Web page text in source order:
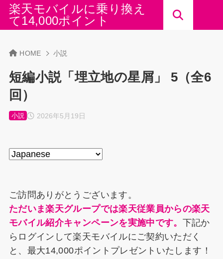
楽天モバイルに乗り換え
て14,000ポイント
HOME 小説
短編小説「埋立地の星屑」 5（全6
回）
2026年5月19日
小説
ご訪問ありがとうございます。
ただいま楽天グループでは楽天従業員からの楽天
モバイル紹介キャンペーンを実施中です。 下記か
らログインして楽天モバイルにご契約いただく
と、最大14,000ポイントプレゼントいたします！